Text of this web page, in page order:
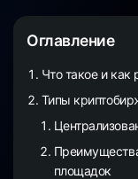
Оглавление
Что такое и как
Типы
площадок